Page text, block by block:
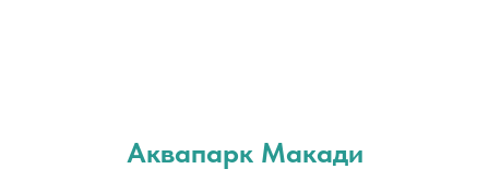
Аквапарк Макади